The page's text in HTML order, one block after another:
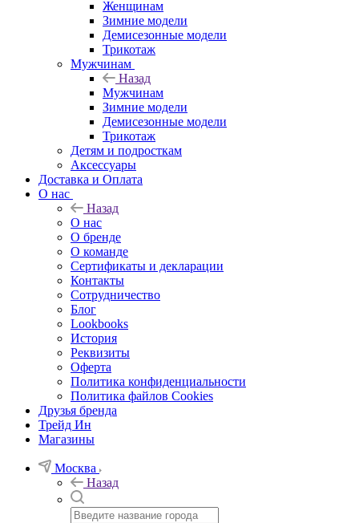
Женщинам
Зимние модели
Демисезонные модели
Трикотаж
Мужчинам
Назад
Мужчинам
Зимние модели
Демисезонные модели
Трикотаж
Детям и подросткам
Аксессуары
Доставка и Оплата
О нас
Назад
О нас
О бренде
О команде
Сертификаты и декларации
Контакты
Сотрудничество
Блог
Lookbooks
История
Реквизиты
Оферта
Политика конфиденциальности
Политика файлов Cookies
Друзья бренда
Трейд Ин
Магазины
Москва
Назад